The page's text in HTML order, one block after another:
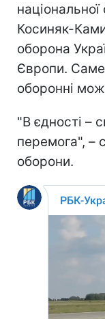
Косиняк-
оборона
Європи.
оборонні
"В єдності –
перемога", –
оборони.